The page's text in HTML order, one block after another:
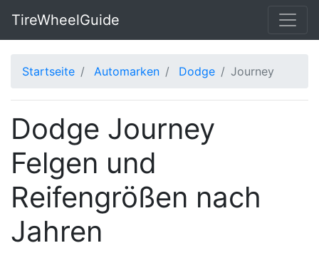
TireWheelGuide
Startseite Automarken Dodge Journey
Dodge Journey
Felgen und
Reifengrößen nach
Jahren